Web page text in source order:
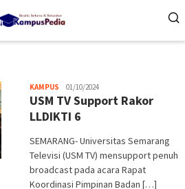
KAMPUS Melani
01/10/2024
USM TV Support Rakor
LLDIKTI 6
SEMARANG- Universitas Semarang
Televisi (USM TV) mensupport penuh
broadcast pada acara Rapat
Koordinasi Pimpinan Badan […]